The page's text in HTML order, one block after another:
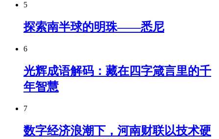
5
探索南半球的明珠——悉尼
6
光辉成语解码：藏在四字箴言里的千
年智慧
7
数字经济浪潮下，河南财联以技术硬